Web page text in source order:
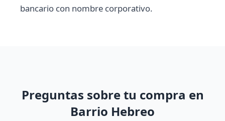
bancario con nombre corporativo.
Preguntas sobre tu compra en
Barrio Hebreo